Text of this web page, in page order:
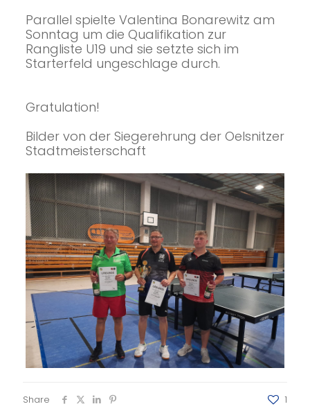
Parallel spielte Valentina Bonarewitz am
Sonntag um die Qualifikation zur
Rangliste U19 und sie setzte sich im
Starterfeld ungeschlage durch.
Gratulation!
Bilder von der Siegerehrung der Oelsnitzer
Stadtmeisterschaft
Share 1